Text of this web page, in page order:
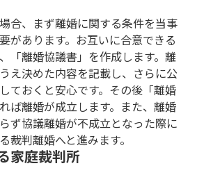
合、まず離婚に関する条件を当事
があります。お互いに合意できる
「離婚協議書」を作成します。離
え決めた内容を記載し、さらに公
ておくと安心です。その後「離婚
ば離婚が成立します。また、離婚
ず協議離婚が不成立となった際に
裁判離婚へと進みます。
家庭裁判所